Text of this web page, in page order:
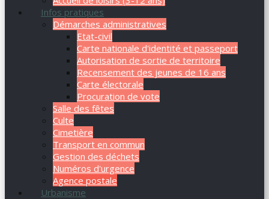
Infos pratiques
Démarches administratives
Etat-civil
Carte nationale d'identité et passeport
Autorisation de sortie de territoire
Recensement des jeunes de 16 ans
Carte électorale
Procuration de vote
Salle des fêtes
Culte
Cimetière
Transport en commun
Gestion des déchets
Numéros d'urgence
Agence postale
Urbanisme